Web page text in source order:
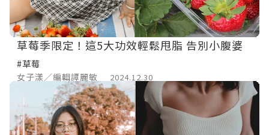
草莓季限定！這5大功效輕鬆甩脂 告別小腹婆
#草莓
女子漾／編輯譚麗敏
2024.12.30